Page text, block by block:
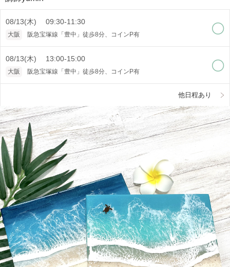
08/13(木) 09:30-11:30
大阪 阪急宝塚線「豊中」徒歩8分、コインP有
08/13(木) 13:00-15:00
大阪 阪急宝塚線「豊中」徒歩8分、コインP有
他日程あり